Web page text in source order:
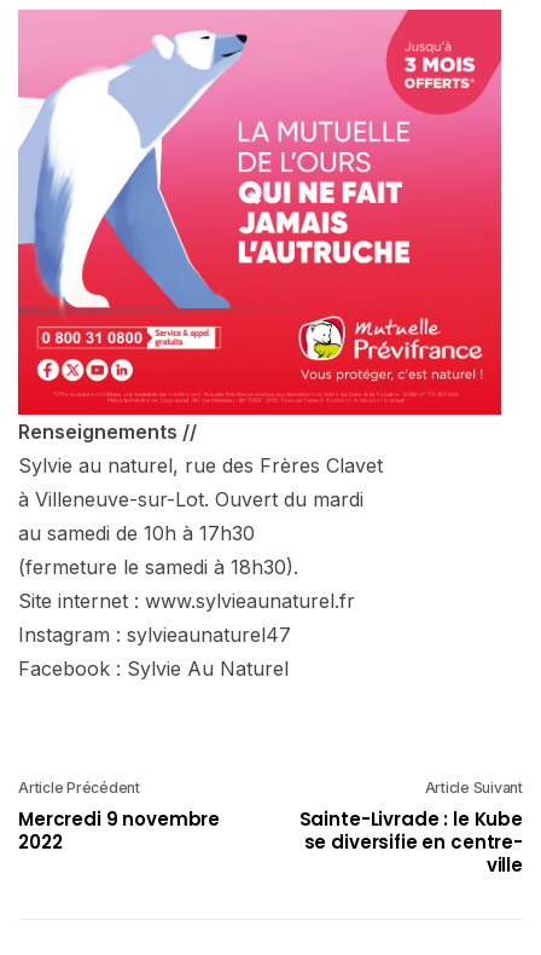
Renseignements //
Sylvie au naturel, rue des Frères Clavet
à Villeneuve-sur-Lot. Ouvert du mardi
au samedi de 10h à 17h30
(fermeture le samedi à 18h30).
Site internet : www.sylvieaunaturel.fr
Instagram : sylvieaunaturel47
Facebook : Sylvie Au Naturel
Article Précédent
Mercredi 9 novembre
2022
Article Suivant
Sainte-Livrade : le Kube
se diversifie en centre-
ville